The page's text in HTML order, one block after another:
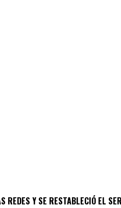
REDES Y SE RESTABLECIÓ EL